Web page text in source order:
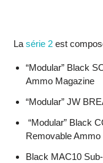
La série 2est
“Modular” Black
Ammo Magazine
“Modular” JW
“Modular” Black
Removable Ammo
Black MAC10